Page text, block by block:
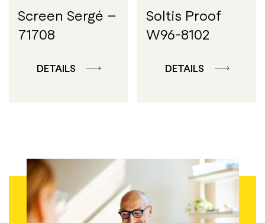
Screen Sergé –
71708
DETAILS
Soltis Proof
W96-8102
DETAILS